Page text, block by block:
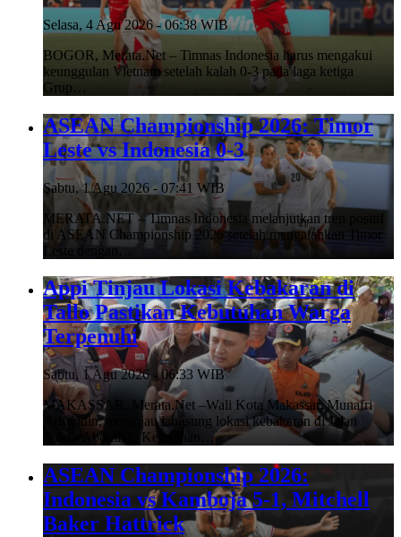
Selasa, 4 Agu 2026 - 06:38 WIB
BOGOR, Merata.Net – Timnas Indonesia harus mengakui
keunggulan Vietnam setelah kalah 0-3 pada laga ketiga
Grup…
ASEAN Championship 2026: Timor
Leste vs Indonesia 0-3
Sabtu, 1 Agu 2026 - 07:41 WIB
MERATA.NET – Timnas Indonesia melanjutkan tren positif
di ASEAN Championship 2026 setelah mengalahkan Timor
Leste dengan…
Appi Tinjau Lokasi Kebakaran di
Tallo Pastikan Kebutuhan Warga
Terpenuhi
Sabtu, 1 Agu 2026 - 06:33 WIB
MAKASSAR, Merata.Net –Wali Kota Makassar, Munafri
Arifuddin, meninjau langsung lokasi kebakaran di Jalan
Sultan Abdullah, Kelurahan…
ASEAN Championship 2026:
Indonesia vs Kamboja 5-1, Mitchell
Baker Hattrick